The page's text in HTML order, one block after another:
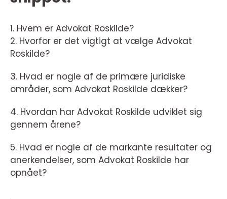
1. Hvem er Advokat Roskilde?
2. Hvorfor er det vigtigt at vælge Advokat
Roskilde?
3. Hvad er nogle af de primære juridiske
områder, som Advokat Roskilde dækker?
4. Hvordan har Advokat Roskilde udviklet sig
gennem årene?
5. Hvad er nogle af de markante resultater og
anerkendelser, som Advokat Roskilde har
opnået?